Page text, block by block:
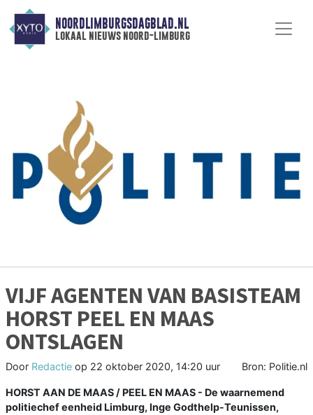
NOORDLIMBURGSDAGBLAD.NL
lokaal nieuws noord-limburg
VIJF AGENTEN VAN BASISTEAM
HORST PEEL EN MAAS
ONTSLAGEN
Door Redactie op 22 oktober 2020, 14:20 uur Bron: Politie.nl
HORST AAN DE MAAS / PEEL EN MAAS - De waarnemend
politiechef eenheid Limburg, Inge Godthelp-Teunissen,